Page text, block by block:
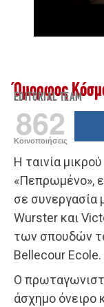
Όμορφος
EDITORIAL TEAM
862
Κοινοποιήσεις
Η ταινία
«Πεπρωμένο»,
σε συνεργασία
Wurster και
των σπουδών
Bellecour Ecole.
Ο
άσχημο όνειρο